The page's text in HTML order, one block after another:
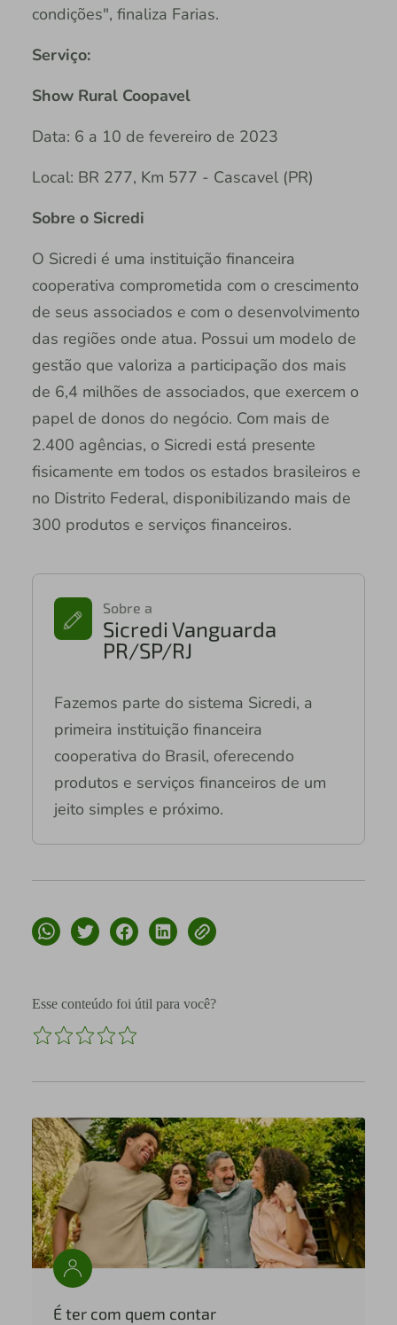
condições", finaliza Farias.
Serviço:
Show Rural Coopavel
Data: 6 a 10 de fevereiro de 2023
Local: BR 277, Km 577 - Cascavel (PR)
Sobre o Sicredi
O Sicredi é uma instituição financeira
cooperativa comprometida com o crescimento
de seus associados e com o desenvolvimento
das regiões onde atua. Possui um modelo de
gestão que valoriza a participação dos mais
de 6,4 milhões de associados, que exercem o
papel de donos do negócio. Com mais de
2.400 agências, o Sicredi está presente
fisicamente em todos os estados brasileiros e
no Distrito Federal, disponibilizando mais de
300 produtos e serviços financeiros.
Sobre a
Sicredi Vanguarda
PR/SP/RJ
Fazemos parte do sistema Sicredi, a
primeira instituição financeira
cooperativa do Brasil, oferecendo
produtos e serviços financeiros de um
jeito simples e próximo.
Esse conteúdo foi útil para você?
É ter com quem contar